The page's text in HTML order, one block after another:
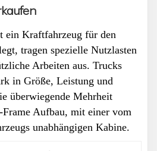
ein Kraftfahrzeug für den
tragen spezielle Nutzlasten
Arbeiten aus. Trucks
in Größe, Leistung und
überwiegende Mehrheit
Aufbau, mit einer vom
unabhängigen Kabine.